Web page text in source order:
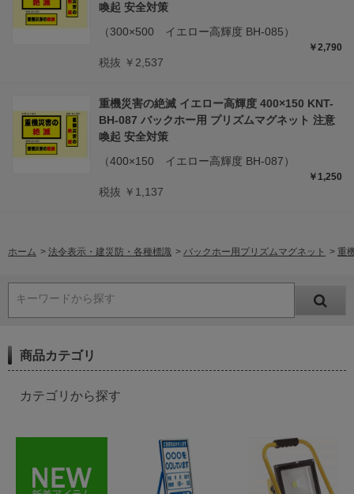
喚起 安全対策
（300×500 イエロー高輝度 BH-085）
￥2,790
税抜 ￥2,537
重機災害の絶滅 イエロー高輝度 400×150 KNT-
BH-087 バックホー用 プリズムマグネット 注意
喚起 安全対策
（400×150 イエロー高輝度 BH-087）
￥1,250
税抜 ￥1,137
ホーム > 法令表示・建災防・各種標識 > バックホー用プリズムマグネット > 重
キーワードから探す
商品カテゴリ
カテゴリから探す